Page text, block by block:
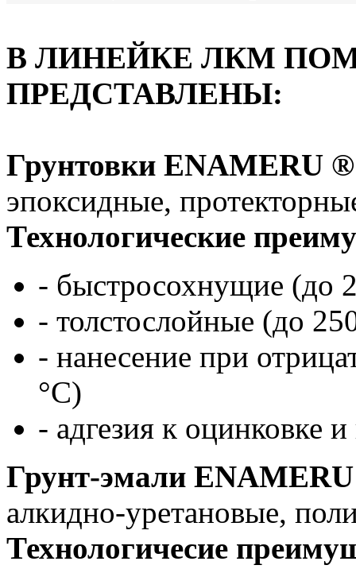
В ЛИНЕЙКЕ ЛКМ
ПРЕДСТАВЛЕНЫ:
Грунтовки ENAMERU ®
эпоксидные,
Технологические
- быстросохнущие (до
- толстослойные (до
- нанесение при
°С)
- адгезия к оцинковке
Грунт-эмали
алкидно-уретановые,
Технологичесие